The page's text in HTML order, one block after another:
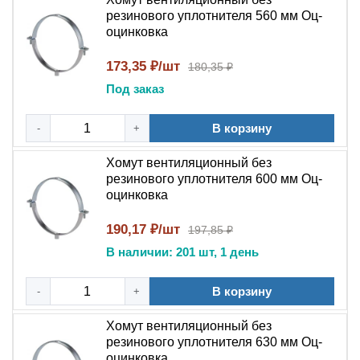
долговечность и защиту от коррозии, а широкий
диапазон типоразмеров позволяет подобрать хомут
под любой стандартный диаметр воздуховода.
Синонимы
хомут вентиляционный, хомут для воздуховодов без
резинки, крепление воздуховодов металлическое,
хомут-стяжка для вентиляции, подвес для воздуховода
без уплотнителя, вентхомут металлический, крепеж для
круглых воздуховодов, монтажный хомут
оцинкованный.
резинового уплотнителя 560 мм Оц-
оцинковка
173,35 ₽/шт 180,35 ₽
Под заказ
- + В корзину
Хомут вентиляционный без
резинового уплотнителя 600 мм Оц-
оцинковка
190,17 ₽/шт 197,85 ₽
В наличии: 201 шт, 1 день
- + В корзину
Хомут вентиляционный без
резинового уплотнителя 630 мм Оц-